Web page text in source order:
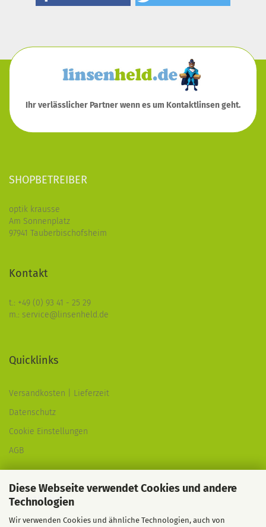
Diese Webseite verwendet Cookies und andere
Technologien
Wir verwenden Cookies und ähnliche Technologien, auch von
Ihr verlässlicher Partner wenn es um Kontaktlinsen geht.
SHOPBETREIBER
optik krausse
Am Sonnenplatz
97941 Tauberbischofsheim
Kontakt
t.: +49 (0) 93 41 - 25 29
m.: service@linsenheld.de
Quicklinks
Versandkosten | Lieferzeit
Datenschutz
Cookie Einstellungen
AGB
Rechtliches